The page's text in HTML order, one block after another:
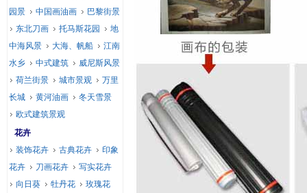
园景
中国画油画
巴黎街景
东北刀画
托马斯花园
地
中海风景
大海、帆船
江南
水乡
中式建筑
威尼斯风景
荷兰街景
城市景观
万里
长城
黄河油画
冬天雪景
欧式建筑景观
花卉
装饰花卉
古典花卉
印象
花卉
刀画花卉
写实花卉
向日葵
牡丹花
玫瑰花